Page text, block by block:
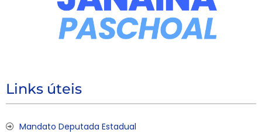
Links úteis
Mandato Deputada Estadual